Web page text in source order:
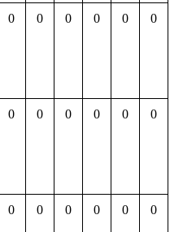
0 0 0 0 0 0
0 0 0 0 0 0
0 0 0 0 0 0